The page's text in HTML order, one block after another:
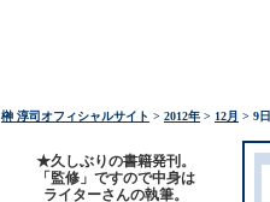
榊 淳司オフィシャルサイト > 2012年 > 12月 > 9日
★久しぶりの書籍発刊。
「監修」ですので中身は
ライターさんの執筆。